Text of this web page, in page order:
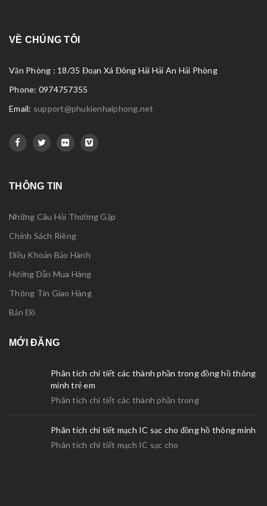
VỀ CHÚNG TÔI
Văn Phòng : 18/35 Đoạn Xá Đông Hải Hải An Hải Phòng
Phone: 0974757355
Email: support@phukienhaiphong.net
THÔNG TIN
Những Câu Hỏi Thường Gặp
Chính Sách Riêng
Điều Khoản Bảo Hành
Hướng Dẫn Mua Hàng
Thông Tin Giao Hàng
Bản Đồ
MỚI ĐĂNG
Phân tích chi tiết các thành phần trong đồng hồ thông
minh trẻ em
Phân tích chi tiết các thành phần trong
Phân tích chi tiết mạch IC sạc cho đồng hồ thông minh
Phân tích chi tiết mạch IC sạc cho